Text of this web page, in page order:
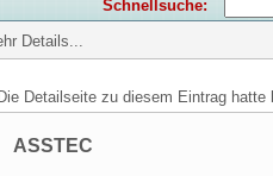
Schnellsuche:
Details...
Die Detailseite zu diesem Eintrag
ASSTEC